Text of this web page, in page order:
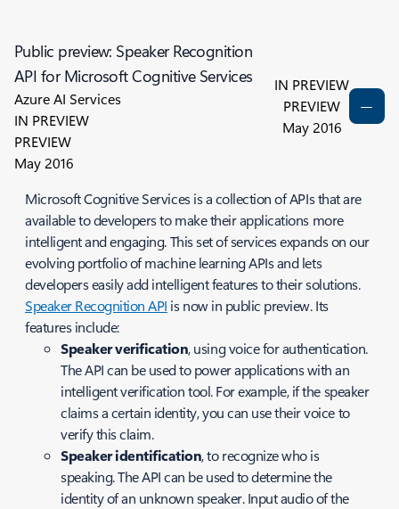
Public preview: Speaker Recognition
API for Microsoft Cognitive Services
Azure AI Services
IN PREVIEW
PREVIEW
May 2016
IN PREVIEW
PREVIEW
May 2016
Microsoft Cognitive Services is a collection of APIs that are
available to developers to make their applications more
intelligent and engaging. This set of services expands on our
evolving portfolio of machine learning APIs and lets
developers easily add intelligent features to their solutions.
Speaker Recognition API is now in public preview. Its
features include:
Speaker verification, using voice for authentication.
The API can be used to power applications with an
intelligent verification tool. For example, if the speaker
claims a certain identity, you can use their voice to
verify this claim.
Speaker identification, to recognize who is
speaking. The API can be used to determine the
identity of an unknown speaker. Input audio of the